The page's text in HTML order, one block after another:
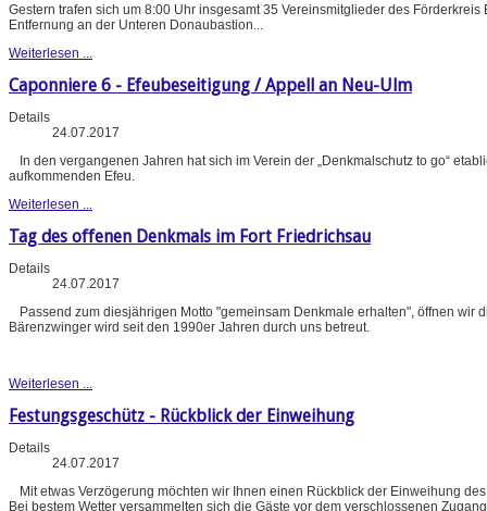
Gestern trafen sich um 8:00 Uhr insgesamt 35 Vereinsmitglieder des
Entfernung an der Unteren Donaubastion...
Weiterlesen ...
Caponniere 6 - Efeubeseitigung / Appell an Neu-Ulm
Details
24.07.2017
In den vergangenen Jahren hat sich im Verein der „Denkmalschutz to go“
aufkommenden Efeu.
Weiterlesen ...
Tag des offenen Denkmals im Fort Friedrichsau
Details
24.07.2017
Passend zum diesjährigen Motto "gemeinsam Denkmale erhalten", öffnen wir
Bärenzwinger wird seit den 1990er Jahren durch uns betreut.
Weiterlesen ...
Festungsgeschütz - Rückblick der Einweihung
Details
24.07.2017
Mit etwas Verzögerung möchten wir Ihnen einen Rückblick der Einweihung
Bei bestem Wetter versammelten sich die Gäste vor dem verschlossenen